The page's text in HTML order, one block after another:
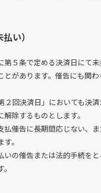
い）
第５条で定める決済日にて
とがあります。催告にも関
２回決済日」においても決
除するものとします。
払催告に長期間応じない、
。
いの催告または法的手続を